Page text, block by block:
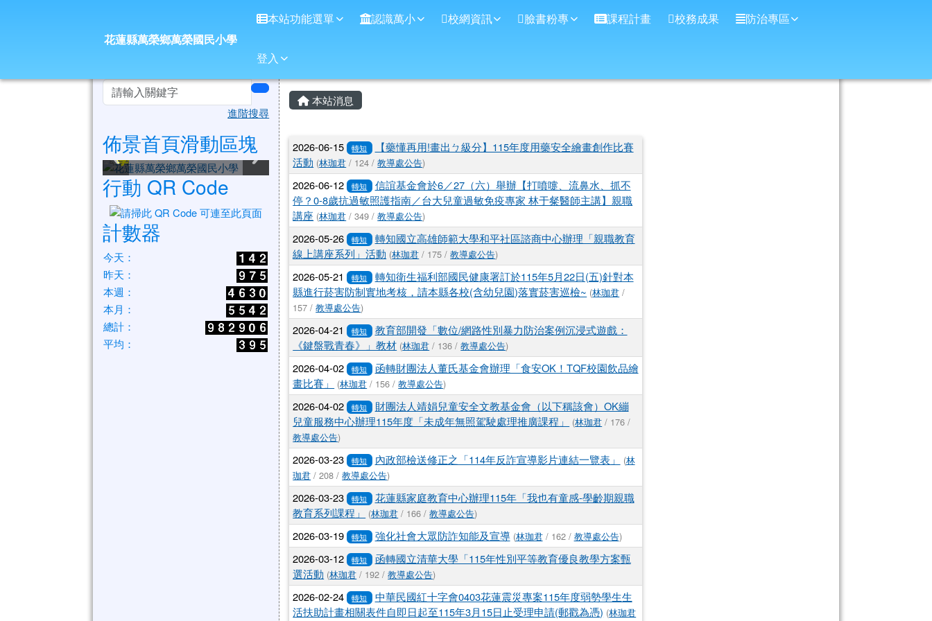
花蓮縣萬榮鄉萬榮國民小學
花蓮縣萬榮鄉萬榮國民小學
本站功能選單 認識萬小 校網資訊 臉書粉專 課程計畫 校務成果 防治專區
登入
左邊區域內容 search
進階搜尋
佈景首頁滑動區塊
花蓮縣萬榮鄉萬榮國民小
學
花蓮縣萬榮鄉萬榮國民小
學
花蓮縣萬榮鄉萬榮國民小
學
花蓮縣萬榮鄉萬榮國民小
學
花蓮縣萬榮鄉萬榮國民小
學
花蓮縣萬榮鄉萬榮國民小
學
行動 QR Code
計數器
今天：
昨天：
本週：
本月：
總計：
平均：
主內容區域
本站消息
文章列表
2026-06-15 轉知
【藥懂再用!畫出ㄅ級分】115年度用藥安全繪畫創作比賽
活動 (林珈君 / 124 /教導處公告)
2026-06-12 轉知
信誼基金會於6／27（六）舉辦【打噴嚏、流鼻水、抓不
停？0-8歲抗過敏照護指南／台大兒童過敏免疫專家 林于粲醫師主講】親職
講座 (林珈君 / 349 /教導處公告)
2026-05-26 轉知
轉知國立高雄師範大學和平社區諮商中心辦理「親職教育
線上講座系列」活動 (林珈君 / 175 /教導處公告)
2026-05-21 轉知
轉知衛生福利部國民健康署訂於115年5月22日(五)針對本
縣進行菸害防制實地考核，請本縣各校(含幼兒園)落實菸害巡檢~ (林珈君 /
157 /教導處公告)
2026-04-21 轉知
教育部開發「數位/網路性別暴力防治案例沉浸式遊戲：
《鍵盤戰青春》」教材 (林珈君 / 136 /教導處公告)
2026-04-02 轉知
函轉財團法人董氏基金會辦理「食安OK！TQF校園飲品繪
畫比賽」
(林珈君 / 156 /教導處公告)
2026-04-02 轉知
財團法人靖娟兒童安全文教基金會（以下稱該會）OK繃
兒童服務中心辦理115年度「未成年無照駕駛處理推廣課程」
(林珈君 / 176 /
教導處公告)
2026-03-23 轉知 內政部檢送修正之「114年反詐宣導影片連結一覽表」 (林
珈君 / 208 /教導處公告)
2026-03-23 轉知
花蓮縣家庭教育中心辦理115年「我也有童感-學齡期親職
教育系列課程」
(林珈君 / 166 /教導處公告)
2026-03-19 轉知 強化社會大眾防詐知能及宣導 (林珈君/ 162 / 教導處公告)
2026-03-12 轉知
函轉國立清華大學「115年性別平等教育優良教學方案甄
選活動 (林珈君 / 192 /教導處公告)
2026-02-24 轉知
中華民國紅十字會0403花蓮震災專案115年度弱勢學生生
活扶助計畫相關表件自即日起至115年3月15日止受理申請(郵戳為憑) (林珈君
頁尾區域